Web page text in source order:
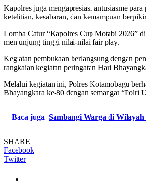
Kapolres juga mengapresiasi antusiasme
ketelitian, kesabaran, dan kemampuan
Lomba Catur “Kapolres Cup Motabi 2026”
menjunjung tinggi nilai-nilai fair play.
Kegiatan pembukaan berlangsung dengan
rangkaian kegiatan peringatan Hari
Melalui kegiatan ini, Polres Kotamobagu
Bhayangkara ke-80 dengan semangat “Polri
Baca juga Sambangi Warga di
SHARE
Facebook
Twitter